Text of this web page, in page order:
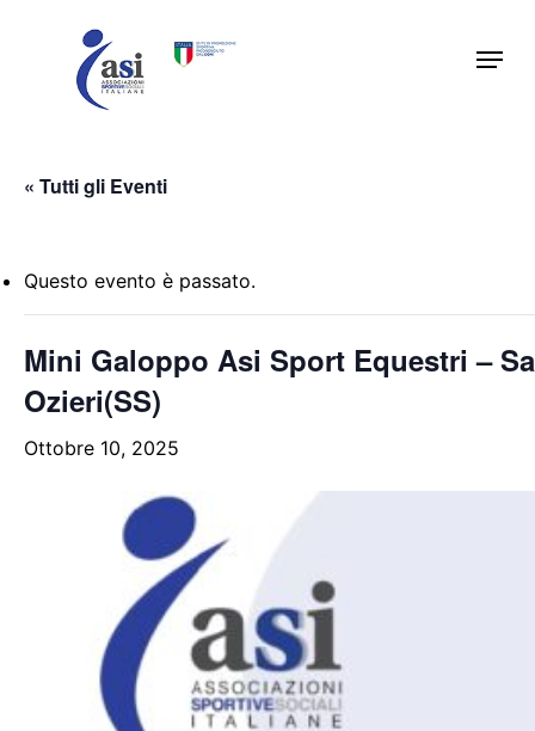
Menu
« Tutti gli Eventi
Questo evento è passato.
Mini Galoppo Asi Sport Equestri –
Ozieri(SS)
Ottobre 10, 2025